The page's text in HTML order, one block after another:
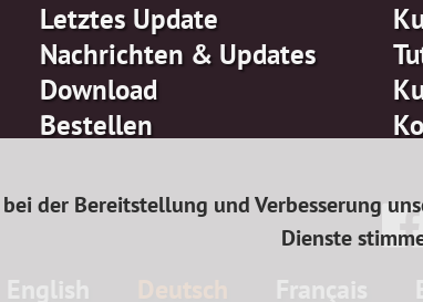
Letztes Update
Nachrichten & Updates
Download
Bestellen
English Français
der Bereitstellung und Verbesserung
Dienste